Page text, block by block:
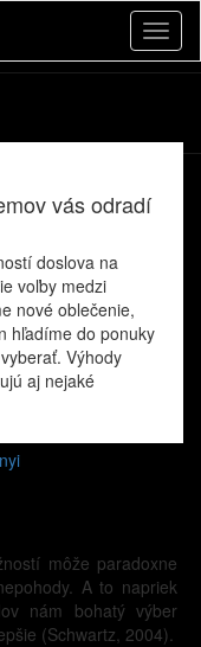
vás odradí
doslova na
voľby medzi
nové oblečenie,
hľadíme do ponuky
Výhody
aj nejaké
môže paradoxne
A to napriek
nám bohatý výber
(Schwartz, 2004).